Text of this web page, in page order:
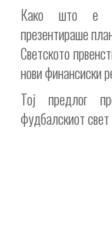
Како што е
презентираше
Светското
нови финансиски
Тој предлог
фудбалскиот